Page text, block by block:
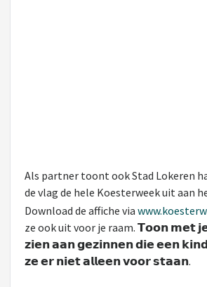
Als partner toont ookStad Lokeren
de vlag de hele Koesterweek uit aan
Download de affiche via
ze ook uit voor je raam. 𝗧𝗼𝗼𝗻 𝗺𝗲𝘁
𝘇𝗶𝗲𝗻 𝗮𝗮𝗻 𝗴𝗲𝘇𝗶𝗻𝗻𝗲𝗻 𝗱𝗶𝗲 𝗲𝗲𝗻
𝘇𝗲 𝗲𝗿 𝗻𝗶𝗲𝘁 𝗮𝗹𝗹𝗲𝗲𝗻 𝘃𝗼𝗼𝗿 𝘀𝘁𝗮𝗮𝗻.